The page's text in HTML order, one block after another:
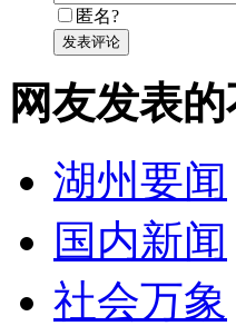
匿名?
发表评论
网友发表
湖州要闻
国内新闻
社会万象